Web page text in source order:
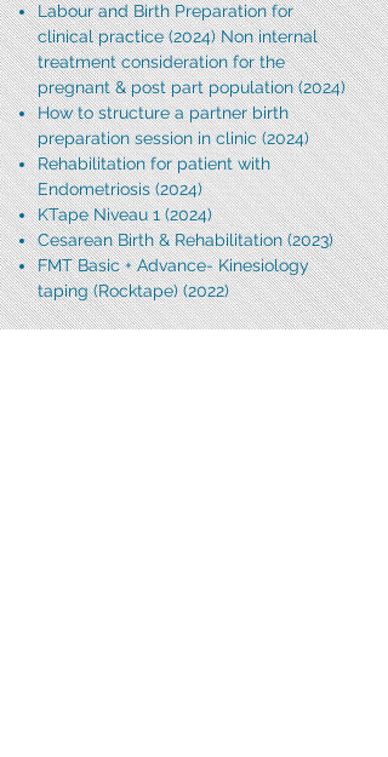
Labour and Birth Preparation for
clinical practice (2024) Non internal
treatment consideration for the
pregnant & post part population (2024)
How to structure a partner birth
preparation session in clinic (2024)
Rehabilitation for patient with
Endometriosis (2024)
KTape Niveau 1 (2024)
Cesarean Birth & Rehabilitation (2023)
FMT Basic + Advance- Kinesiology
taping (Rocktape) (2022)